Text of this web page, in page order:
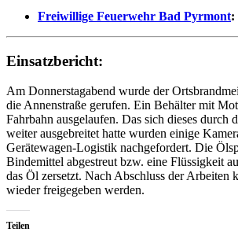
Freiwillige Feuerwehr Bad Pyrmont:
Einsatzbericht:
Am Donnerstagabend wurde der
die Annenstraße gerufen. Ein Behälter mit
Fahrbahn ausgelaufen. Das sich dieses durch
weiter ausgebreitet hatte wurden einige
Gerätewagen-Logistik nachgefordert. Die
Bindemittel abgestreut bzw. eine Flüssigkeit
das Öl zersetzt. Nach Abschluss der Arbeiten
wieder freigegeben werden.
Teilen